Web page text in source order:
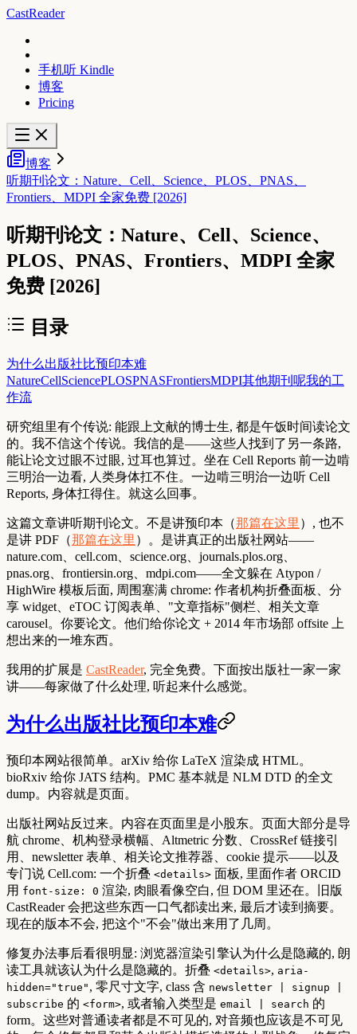
CastReader
手机听 Kindle
博客
Pricing
博客
听期刊论文：Nature、Cell、Science、PLOS、PNAS、
Frontiers、MDPI 全家免费 [2026]
听期刊论文：Nature、Cell、Science、
PLOS、PNAS、Frontiers、MDPI 全家
免费 [2026]
目录
为什么出版社比预印本难
NatureCellSciencePLOSPNASFrontiersMDPI其他期刊呢我的工
作流
研究组里有个传说: 能跟上文献的博士生, 都是午饭时间读论文
的。我不信这个传说。我信的是——这些人找到了 另一条路,
能让论文过眼不过眼, 过耳也算过。坐在 Cell Reports 前一边啃
三明治一边看, 人类身体扛不住。一边啃三明治一边听 Cell
Reports, 身体扛得住。就这么回事。
这篇文章讲听期刊论文。不是讲预印本（那篇在这里 ）, 也不
是讲 PDF（那篇在这里 ）。是讲真正的出版社网站——
nature.com、cell.com、science.org、journals.plos.org、
pnas.org、frontiersin.org、mdpi.com——全文躲在 Atypon /
HighWire 模板后面, 周围塞满 chrome: 作者机构折叠面板、分
享 widget、eTOC 订阅表单、"文章指标"侧栏、相关文章
carousel。你要论文。他们给你论文 + 2014 年市场部 offsite 上
想出来的一堆东西。
我用的扩展是 CastReader, 完全免费。下面按出版社一家一家
讲——每家做了什么处理, 听起来什么感觉。
为什么出版社比预印本难
预印本网站很简单。arXiv 给你 LaTeX 渲染成 HTML。
bioRxiv 给你 JATS 结构。PMC 基本就是 NLM DTD 的全文
dump。内容就是页面。
出版社网站反过来。内容在页面里是小股东。页面大部分是导
航 chrome、机构登录横幅、Altmetric 分数、CrossRef 链接引
用、newsletter 表单、相关论文推荐器、cookie 提示——以及
专门说 Cell.com: 一个折叠 <details> 面板, 里面作者 ORCID
用 font-size: 0 渲染, 肉眼看像空白, 但 DOM 里还在。旧版
CastReader 会把这些东西一口气都读出来, 最后才读到摘要。
现在的版本不会, 把这个"不会"做出来用了几周。
修复办法事后看很明显: 浏览器渲染引擎认为什么是隐藏的, 朗
读工具就该认为什么是隐藏的。折叠 <details>, aria-
hidden="true" , 零尺寸文字, class 含 newsletter | signup |
subscribe 的 <form>, 或者输入类型是 email | search 的
form。这些对普通读者都是不可见的, 对音频也应该是不可见